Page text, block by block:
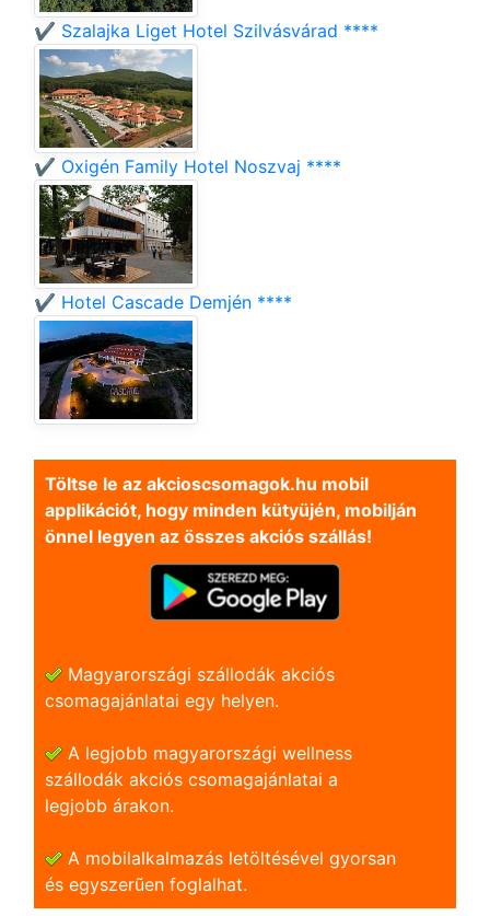
✔️ Szalajka Liget Hotel Szilvásvárad ****
✔️ Oxigén Family Hotel Noszvaj ****
✔️ Hotel Cascade Demjén ****
Töltse le az akcioscsomagok.hu mobil
applikációt, hogy minden kütyüjén, mobilján
önnel legyen az összes akciós szállás!
Magyarországi szállodák akciós
csomagajánlatai egy helyen.
A legjobb magyarországi wellness
szállodák akciós csomagajánlatai a
legjobb árakon.
A mobilalkalmazás letöltésével gyorsan
és egyszerũen foglalhat.